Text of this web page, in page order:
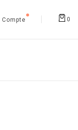
Compte 0